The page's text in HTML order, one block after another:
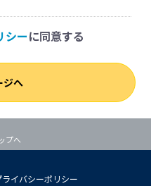
シーに同意する
ジへ
プへ
ライバシーポリシー